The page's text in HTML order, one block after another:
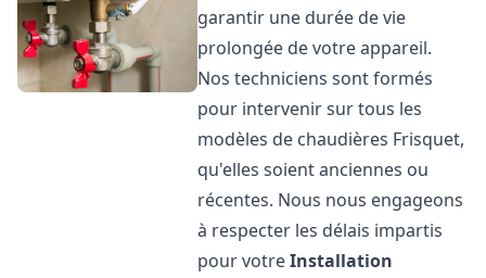
garantir une durée de vie
prolongée de votre appareil.
Nos techniciens sont formés
pour intervenir sur tous les
modèles de chaudières Frisquet,
qu'elles soient anciennes ou
récentes. Nous nous engageons
à respecter les délais impartis
pour votreInstallation